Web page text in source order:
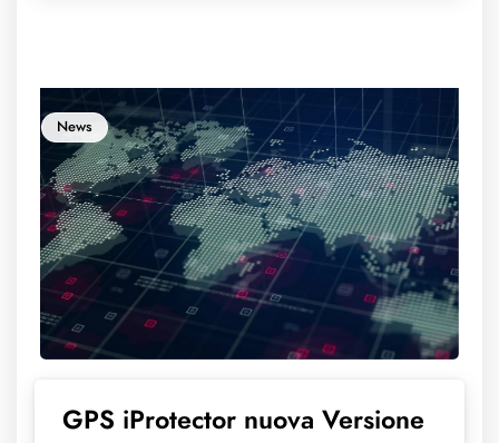
News
GPS iProtector nuova Versione